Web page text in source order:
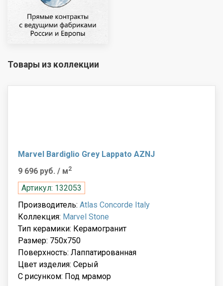
Товары из коллекции
Marvel Bardiglio Grey Lappato AZNJ
9 696 руб. / м2
Артикул: 132053
Производитель: Atlas Concorde Italy
Коллекция: Marvel Stone
Тип керамики: Керамогранит
Размер: 750x750
Поверхность: Лаппатированная
Цвет изделия: Серый
С рисунком: Под мрамор